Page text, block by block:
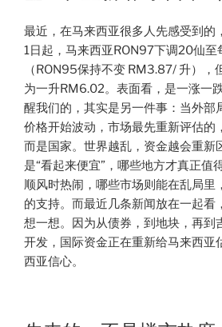
最近，在马来西亚很多人先感受到的
1日起，马来西亚RON97下调20仙
（RON95保持不变 RM3.87/ 升）
为一升RM6.02。表面看，是一涨一
醒我们的，其实是另一件事：当外部
价格开始波动，市场最先重新评估的
而是国家。世界越乱，资金越会重新
是“看起来便宜”，哪些地方才真正值
顺风时热闹，哪些市场则能在乱局里
的支持。而最近几条新闻放在一起看
想一想。因为从债券，到地块，再到
开发，国际资金正在重新给马来西亚
西亚信心。